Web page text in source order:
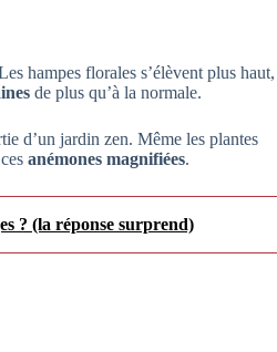
hampes florales s’élèvent plus haut,
de plus qu’à la normale.
d’un jardin zen. Même les plantes
anémones magnifiées.
? (la réponse surprend)